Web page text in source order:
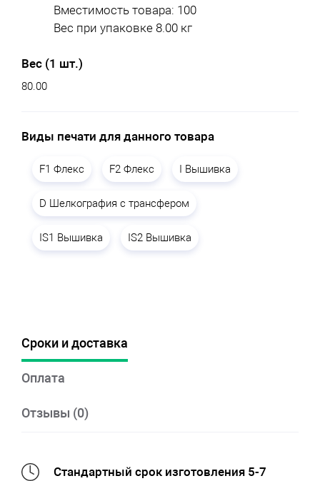
Вместимость товара: 100
Вес при упаковке 8.00 кг
Вес (1 шт.)
80.00
Виды печати для данного товара
F1 Флекс F2 Флекс I Вышивка
D Шелкография с трансфером
IS1 Вышивка IS2 Вышивка
Сроки и доставка
Оплата
Отзывы (0)
Стандартный срок изготовления 5-7